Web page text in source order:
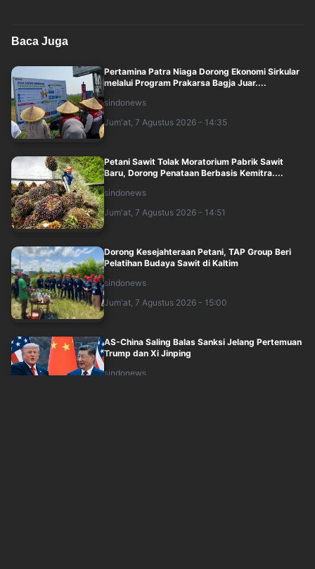
Baca Juga
Pertamina Patra Niaga Dorong Ekonomi Sirkular
melalui Program Prakarsa Bagja Juar....
sindonews
Jum'at, 7 Agustus 2026 - 14:35
Petani Sawit Tolak Moratorium Pabrik Sawit
Baru, Dorong Penataan Berbasis Kemitra....
sindonews
Jum'at, 7 Agustus 2026 - 14:51
Dorong Kesejahteraan Petani, TAP Group Beri
Pelatihan Budaya Sawit di Kaltim
sindonews
Jum'at, 7 Agustus 2026 - 15:00
AS-China Saling Balas Sanksi Jelang Pertemuan
Trump dan Xi Jinping
sindonews